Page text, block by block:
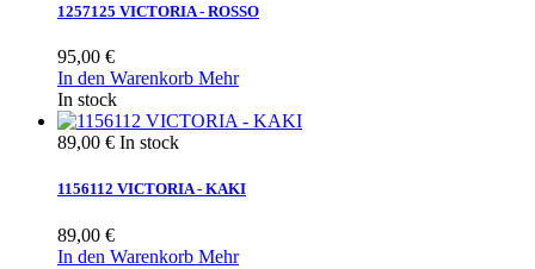
1257125 VICTORIA - ROSSO
95,00 €
In den Warenkorb Mehr
In stock
89,00 € In stock
1156112 VICTORIA - KAKI
89,00 €
In den Warenkorb Mehr